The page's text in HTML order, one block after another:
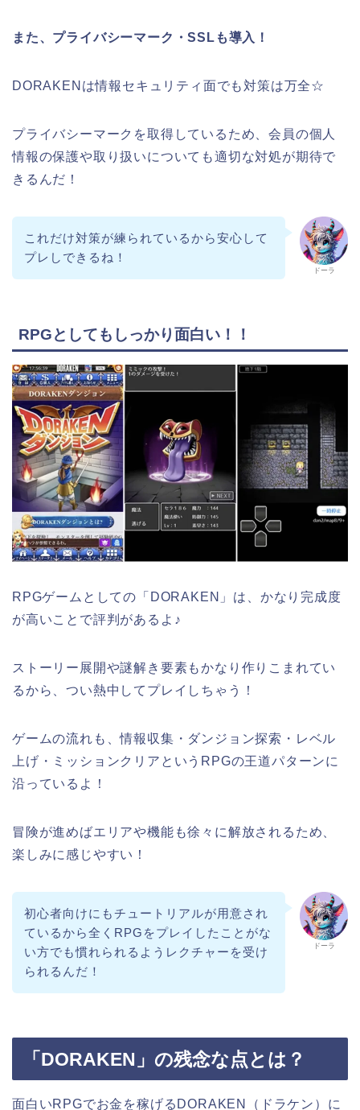
また、プライバシーマーク・SSLも導入！
DORAKENは情報セキュリティ面でも対策は万全☆
プライバシーマークを取得しているため、会員の個人
情報の保護や取り扱いについても適切な対処が期待で
きるんだ！
ドーラ
これだけ対策が練られているから安心して
プレしできるね！
RPGとしてもしっかり面白い！！
RPGゲームとしての「DORAKEN」は、かなり完成度
が高いことで評判があるよ♪
ストーリー展開や謎解き要素もかなり作りこまれてい
るから、つい熱中してプレイしちゃう！
ゲームの流れも、情報収集・ダンジョン探索・レベル
上げ・ミッションクリアというRPGの王道パターンに
沿っているよ！
冒険が進めばエリアや機能も徐々に解放されるため、
楽しみに感じやすい！
ドーラ
初心者向けにもチュートリアルが用意され
ているから全くRPGをプレイしたことがな
い方でも慣れられるようレクチャーを受け
られるんだ！
「DORAKEN」の残念な点とは？
面白いRPGでお金を稼げるDORAKEN（ドラケン）に